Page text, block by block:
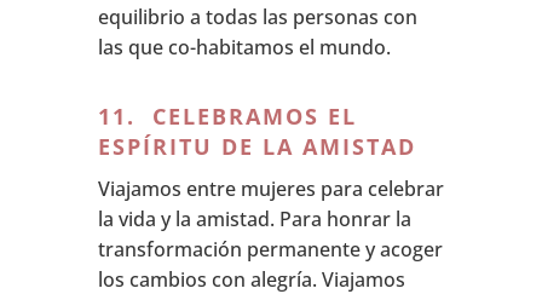
equilibrio a todas las personas con
las que co-habitamos el mundo.
11. CELEBRAMOS EL
ESPÍRITU DE LA AMISTAD
Viajamos entre mujeres para celebrar
la vida y la amistad. Para honrar la
transformación permanente y acoger
los cambios con alegría. Viajamos